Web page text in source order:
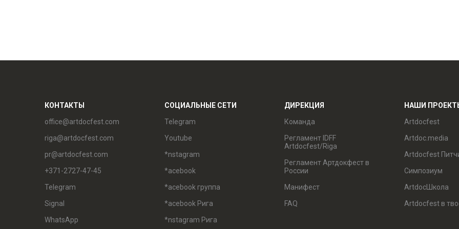
КОНТАКТЫ
office@artdocfest.com
riga@artdocfest.com
pr@artdocfest.com
+371-2727-47-45
Telegram
Signal
WhatsApp
СОЦИАЛЬНЫЕ СЕТИ
Telegram
Youtube
*nstagram
*acebook
*acebook группа
*acebook Рига
*nstagram Рига
ДИРЕКЦИЯ
Команда
Регламент IDFF
Artdocfest/Riga
Регламент Артдокфест в
России
Манифест
FAQ
НАШИ
Artdocfest
Artdoc.media
Artdocfest
Симпозиум
ArtdocШкола
Artdocfest в